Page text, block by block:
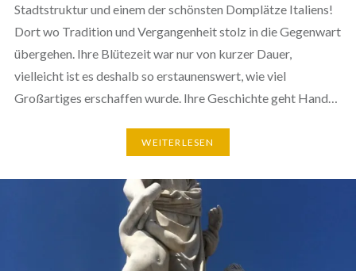
Stadtstruktur und einem der schönsten Domplätze Italiens!
Dort wo Tradition und Vergangenheit stolz in die Gegenwart
übergehen. Ihre Blütezeit war nur von kurzer Dauer,
vielleicht ist es deshalb so erstaunenswert, wie viel
Großartiges erschaffen wurde. Ihre Geschichte geht Hand…
WEITERLESEN